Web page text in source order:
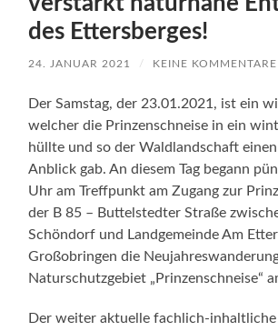
des Ettersberges!
24. JANUAR 2021 / KEINE KOMMENTARE
Der Samstag, der 23.01.2021, ist ein
welcher die Prinzenschneise in ein
hüllte und so der Waldlandschaft
Anblick gab. An diesem Tag begann
Uhr am Treffpunkt am Zugang zur
der B 85 – Buttelstedter Straße
Schöndorf und Landgemeinde Am
Großobringen die
Naturschutzgebiet „Prinzenschneise“
Der weiter aktuelle fachlich-inhaltliche